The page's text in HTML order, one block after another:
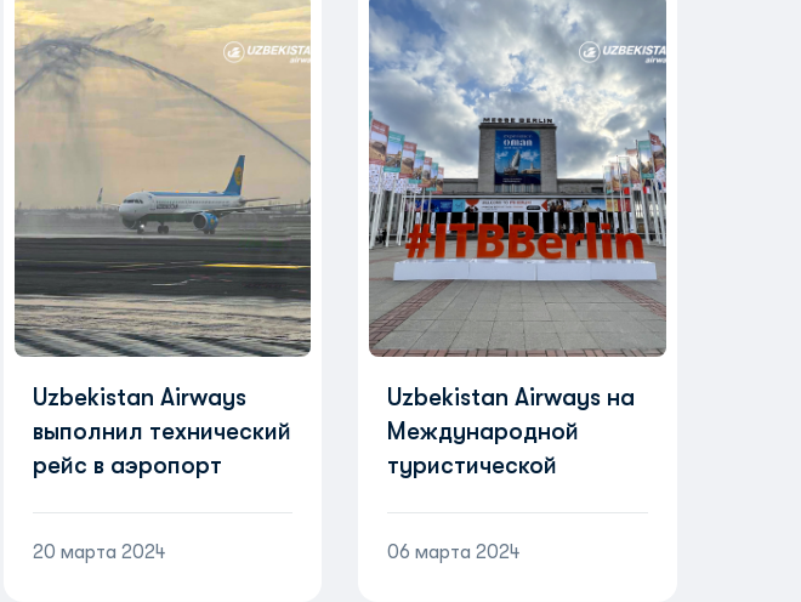
Uzbekistan Airways
выполнил технический
рейс в аэропорт
20 марта 2024
Uzbekistan Airways на
Международной
туристической
06 марта 2024